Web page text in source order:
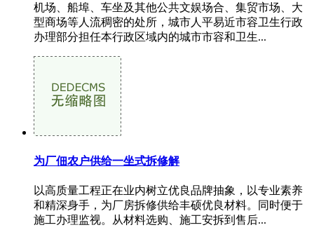
机场、船埠、车坐及其他公共文娱场合、集贸市场、大
型商场等人流稠密的处所，城市人平易近市容卫生行政
办理部分担任本行政区域内的城市市容和卫生...
为厂佃农户供给一坐式拆修解
以高质量工程正在业内树立优良品牌抽象，以专业素养
和精深身手，为厂房拆修供给丰硕优良材料。同时便于
施工办理监视。从材料选购、施工安拆到售后...